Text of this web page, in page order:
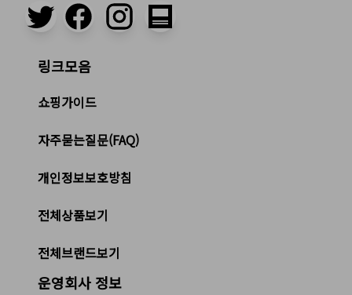
링크모음
쇼핑가이드
자주묻는질문(FAQ)
개인정보보호방침
전체상품보기
전체브랜드보기
운영회사 정보